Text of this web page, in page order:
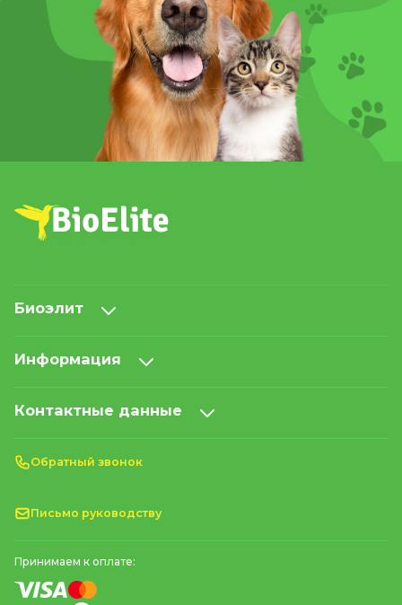
Биоэлит
Информация
Контактные данные
Обратный звонок
Письмо руководству
Принимаем к оплате: